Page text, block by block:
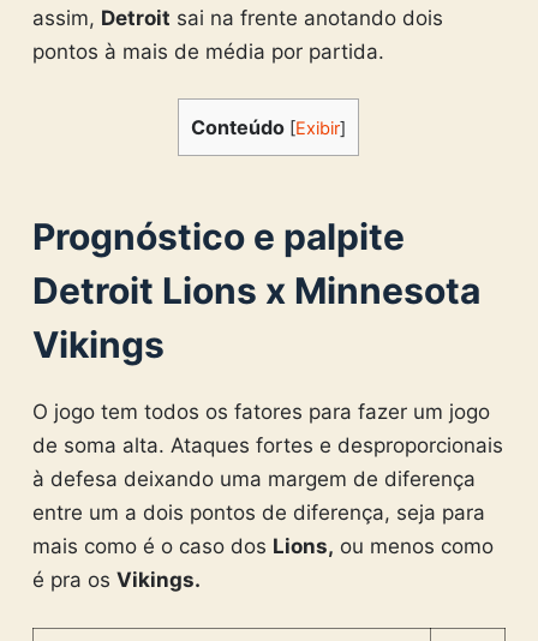
assim, Detroit sai na frente anotando dois
pontos à mais de média por partida.
Conteúdo [Exibir]
Prognóstico e palpite
Detroit Lions x Minnesota
Vikings
O jogo tem todos os fatores para fazer um jogo
de soma alta. Ataques fortes e desproporcionais
à defesa deixando uma margem de diferença
entre um a dois pontos de diferença, seja para
mais como é o caso dos Lions, ou menos como
é pra os Vikings.